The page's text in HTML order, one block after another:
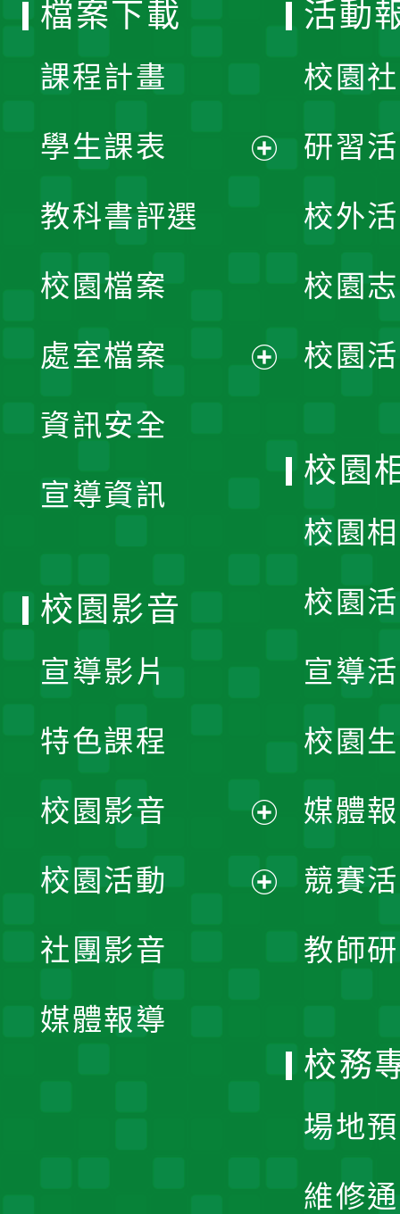
檔案下載
課程計畫
學生課表
單
教科書評選
校園檔案
處室檔案
資訊安全
宣導資訊
活動
校園
研習
校外
校園
校園
校園
校園
校園
宣導
校園
媒體
競賽
教師
校園影音
宣導影片
特色課程
校園影音
開
校園活動
社團影音
媒體報導
校務
場地
維修